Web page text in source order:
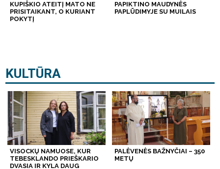
KUPIŠKIO ATEITĮ MATO NE
PRISITAIKANT, O KURIANT
POKYTĮ
PAPIKTINO MAUDYNĖS
PAPLŪDIMYJE SU MUILAIS
KULTŪRA
VISOCKŲ NAMUOSE, KUR
TEBESKLANDO PRIEŠKARIO
DVASIA IR KYLA DAUG
PALĖVENĖS BAŽNYČIAI – 350
METŲ